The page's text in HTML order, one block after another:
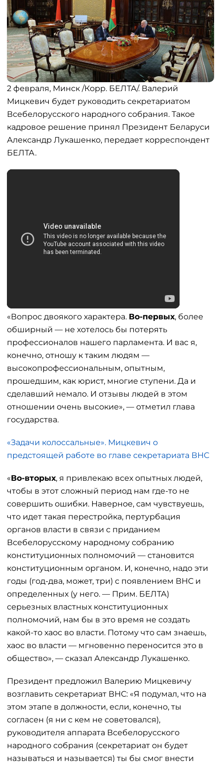
2 февраля, Минск /Корр. БЕЛТА/. Валерий
Мицкевич будет руководить секретариатом
Всебелорусского народного собрания. Такое
кадровое решение принял Президент Беларуси
Александр Лукашенко, передает корреспондент
БЕЛТА.
«Вопрос двоякого характера. Во-первых, более
обширный — не хотелось бы потерять
профессионалов нашего парламента. И вас я,
конечно, отношу к таким людям —
высокопрофессиональным, опытным,
прошедшим, как юрист, многие ступени. Да и
сделавший немало. И отзывы людей в этом
отношении очень высокие», — отметил глава
государства.
«Задачи колоссальные». Мицкевич о
предстоящей работе во главе секретариата ВНС
«Во-вторых, я привлекаю всех опытных людей,
чтобы в этот сложный период нам где-то не
совершить ошибки. Наверное, сам чувствуешь,
что идет такая перестройка, пертурбация
органов власти в связи с приданием
Всебелорусскому народному собранию
конституционных полномочий — становится
конституционным органом. И, конечно, надо эти
годы (год-два, может, три) с появлением ВНС и
определенных (у него. — Прим. БЕЛТА)
серьезных властных конституционных
полномочий, нам бы в это время не создать
какой-то хаос во власти. Потому что сам знаешь,
хаос во власти — мгновенно переносится это в
общество», — сказал Александр Лукашенко.
Президент предложил Валерию Мицкевичу
возглавить секретариат ВНС: «Я подумал, что на
этом этапе в должности, если, конечно, ты
согласен (я ни с кем не советовался),
руководителя аппарата Всебелорусского
народного собрания (секретариат он будет
называться и называется) ты бы смог внести